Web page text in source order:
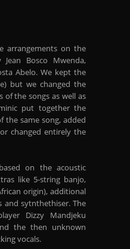
arrangements on the
Bosco Mwenda,
Abelo. We kept the
but we changed the
the songs as well as
put together the
the same song, added
changed entirely the
on the acoustic
like 5-string banjo,
origin), additional
and sytnthethiser. The
Dizzy Mandjeku
the then unknown
vocals.